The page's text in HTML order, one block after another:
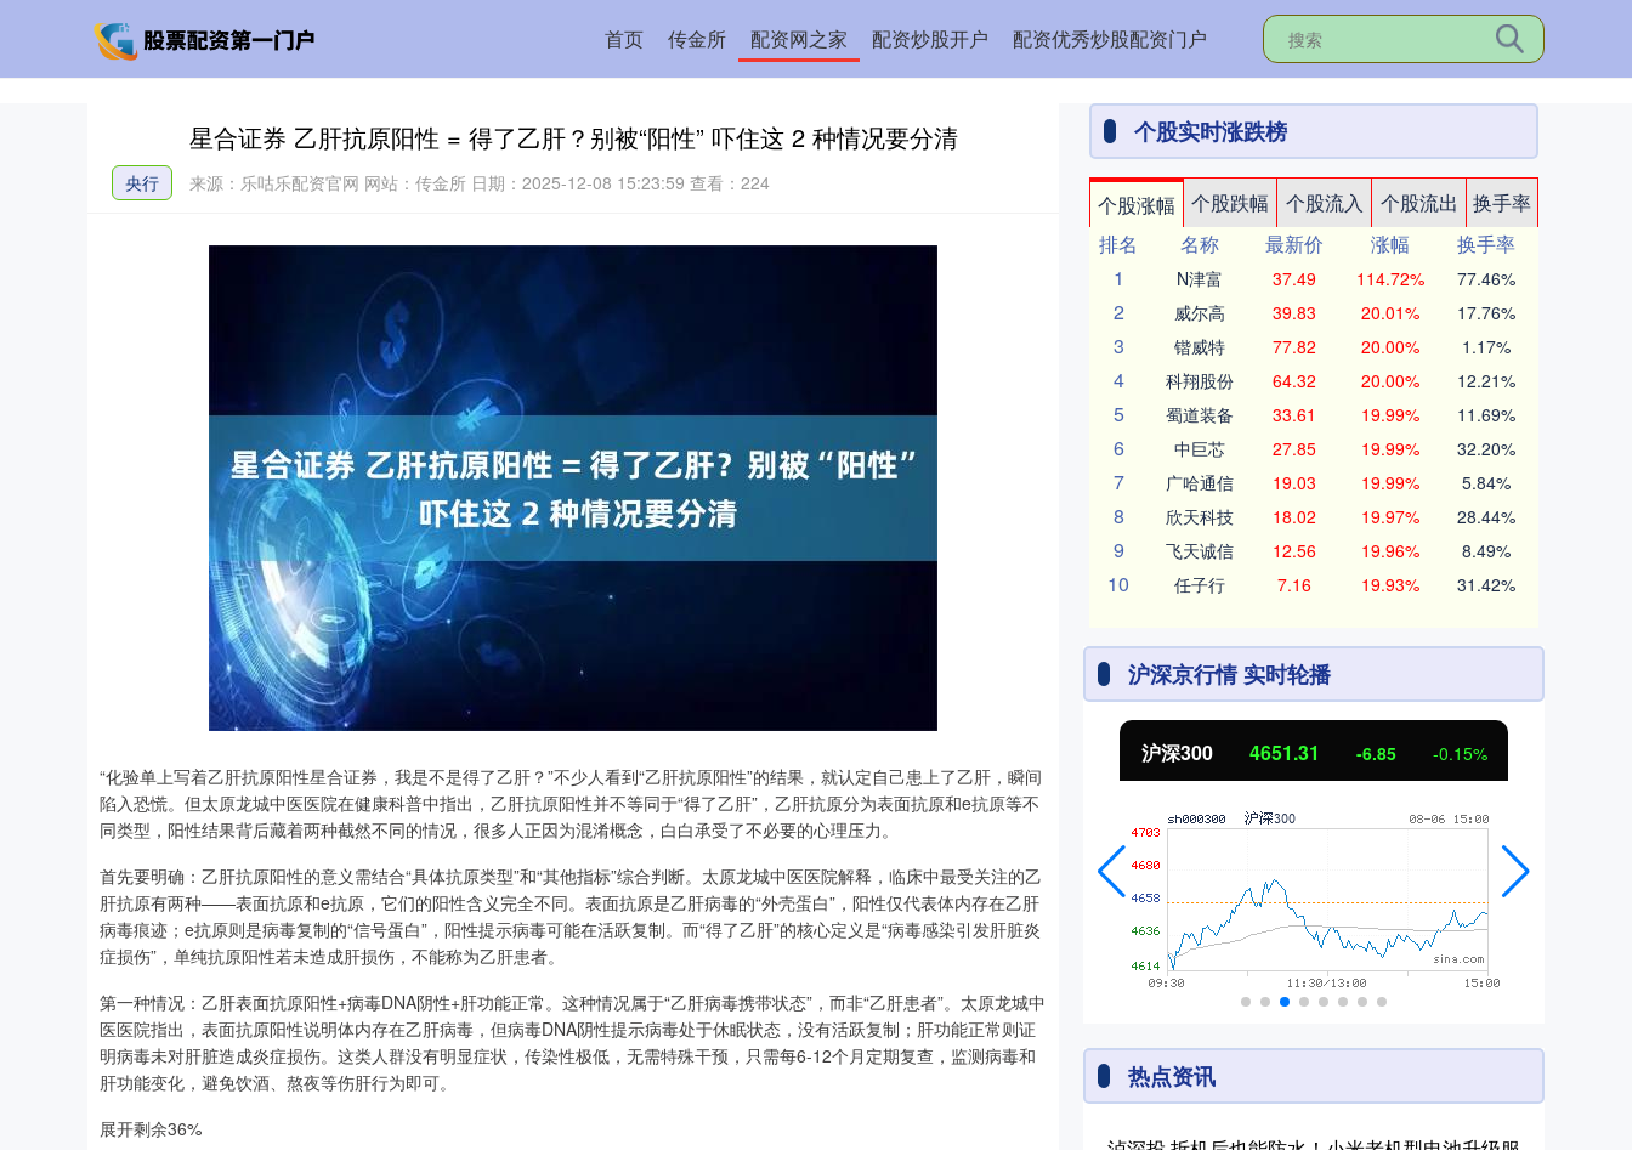
首页 传金所 配资网之家 配资炒股开户 配资优秀炒股配资门户
星合证券 乙肝抗原阳性 = 得了乙肝？别被“阳性” 吓住这 2 种情况要分清
央行 来源：乐咕乐配资官网 网站：传金所 日期：2025-12-08 15:23:59 查看：224
“化验单上写着乙肝抗原阳性星合证券，我是不是得了乙肝？”不少人看到“乙肝抗原阳性”的结果，就认定自己患上了乙肝，瞬间
陷入恐慌。但太原龙城中医医院在健康科普中指出，乙肝抗原阳性并不等同于“得了乙肝”，乙肝抗原分为表面抗原和e抗原等不
同类型，阳性结果背后藏着两种截然不同的情况，很多人正因为混淆概念，白白承受了不必要的心理压力。
首先要明确：乙肝抗原阳性的意义需结合“具体抗原类型”和“其他指标”综合判断。太原龙城中医医院解释，临床中最受关注的乙
肝抗原有两种——表面抗原和e抗原，它们的阳性含义完全不同。表面抗原是乙肝病毒的“外壳蛋白”，阳性仅代表体内存在乙肝
病毒痕迹；e抗原则是病毒复制的“信号蛋白”，阳性提示病毒可能在活跃复制。而“得了乙肝”的核心定义是“病毒感染引发肝脏炎
症损伤”，单纯抗原阳性若未造成肝损伤，不能称为乙肝患者。
第一种情况：乙肝表面抗原阳性+病毒DNA阴性+肝功能正常。这种情况属于“乙肝病毒携带状态”，而非“乙肝患者”。太原龙城中
医医院指出，表面抗原阳性说明体内存在乙肝病毒，但病毒DNA阴性提示病毒处于休眠状态，没有活跃复制；肝功能正常则证
明病毒未对肝脏造成炎症损伤。这类人群没有明显症状，传染性极低，无需特殊干预，只需每6-12个月定期复查，监测病毒和
肝功能变化，避免饮酒、熬夜等伤肝行为即可。
展开剩余36%
个股实时涨跌榜
个股涨幅 个股跌幅 个股流入 个股流出
换手率
排名
名称 最新价 涨幅
换手率
1
N津富 37.49 114.72% 77.46%
2 威尔高 39.83 20.01% 17.76%
3 锴威特 77.82 20.00% 1.17%
4 科翔股份 64.32 20.00% 12.21%
5 蜀道装备 33.61 19.99% 11.69%
6 中巨芯 27.85 19.99% 32.20%
7 广哈通信 19.03 19.99% 5.84%
8 欣天科技 18.02 19.97% 28.44%
9 飞天诚信 12.56 19.96% 8.49%
10 任子行 7.16 19.93% 31.42%
沪深京行情 实时轮播
沪深300 4651.31 -6.85 -0.15%
热点资讯